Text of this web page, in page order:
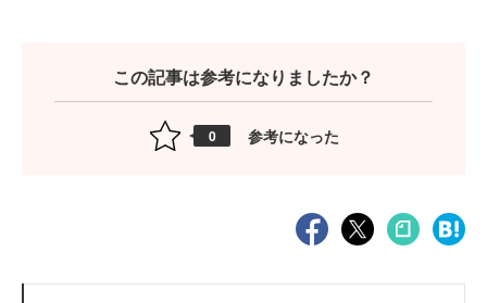
この記事は参考になりましたか？
0 参考になった